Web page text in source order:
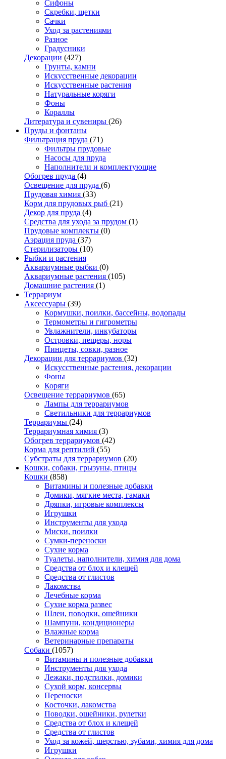
Сифоны
Скребки, щетки
Сачки
Уход за растениями
Разное
Градусники
Декорации (427)
Грунты, камни
Искусственные декорации
Искусственные растения
Натуральные коряги
Фоны
Кораллы
Литература и сувениры (26)
Пруды и фонтаны
Фильтрация пруда (71)
Фильтры прудовые
Насосы для пруда
Наполнители и комплектующие
Обогрев пруда (4)
Освещение для пруда (6)
Прудовая химия (33)
Корм для прудовых рыб (21)
Декор для пруда (4)
Средства для ухода за прудом (1)
Прудовые комплекты (0)
Аэрация пруда (37)
Стерилизаторы (10)
Рыбки и растения
Аквариумные рыбки (0)
Аквариумные растения (105)
Домашние растения (1)
Террариум
Аксессуары (39)
Кормушки, поилки, бассейны, водопады
Термометры и гигрометры
Увлажнители, инкубаторы
Островки, пещеры, норы
Пинцеты, совки, разное
Декорации для террариумов (32)
Искусственные растения, декорации
Фоны
Коряги
Освещение террариумов (65)
Лампы для террариумов
Светильники для террариумов
Террариумы (24)
Террариумная химия (3)
Обогрев террариумов (42)
Корма для рептилий (55)
Субстраты для террариумов (20)
Кошки, собаки, грызуны, птицы
Кошки (858)
Витамины и полезные добавки
Домики, мягкие места, гамаки
Дряпки, игровые комплексы
Игрушки
Инструменты для ухода
Миски, поилки
Сумки-переноски
Сухие корма
Туалеты, наполнители, химия для дома
Средства от блох и клещей
Средства от глистов
Лакомства
Лечебные корма
Сухие корма развес
Шлеи, поводки, ошейники
Шампуни, кондиционеры
Влажные корма
Ветеринарные препараты
Собаки (1057)
Витамины и полезные добавки
Инструменты для ухода
Лежаки, подстилки, домики
Сухой корм, консервы
Переноски
Косточки, лакомства
Поводки, ошейники, рулетки
Средства от блох и клещей
Средства от глистов
Уход за кожей, шерстью, зубами, химия для дома
Игрушки